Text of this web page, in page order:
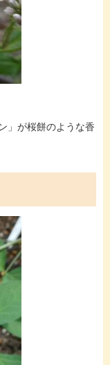
」が桜餅のような香